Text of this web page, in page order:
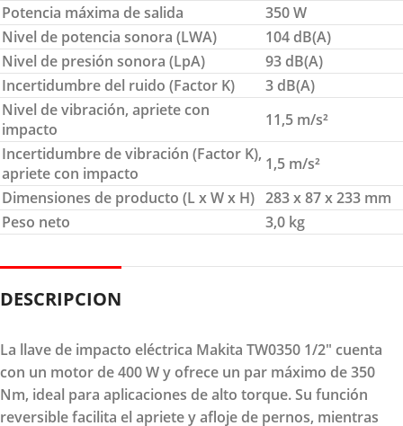
Potencia máxima de salida
350 W
Nivel de potencia sonora (LWA)
104 dB(A)
Nivel de presión sonora (LpA)
93 dB(A)
Incertidumbre del ruido (Factor K)
3 dB(A)
Nivel de vibración, apriete con
impacto
11,5 m/s²
Incertidumbre de vibración (Factor K),
apriete con impacto
1,5 m/s²
Dimensiones de producto (L x W x H) 283 x 87 x 233 mm
Peso neto
3,0 kg
DESCRIPCION
La llave de impacto eléctrica Makita TW0350 1/2" cuenta
con un motor de 400 W y ofrece un par máximo de 350
Nm, ideal para aplicaciones de alto torque. Su función
reversible facilita el apriete y afloje de pernos, mientras